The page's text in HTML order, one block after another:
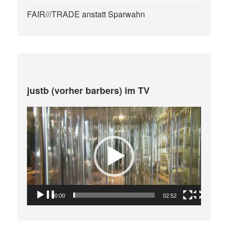
FAIR///TRADE anstatt Sparwahn
justb (vorher barbers) im TV
Video-
Player
00:00 02:52